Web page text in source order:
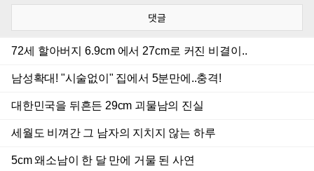
댓글